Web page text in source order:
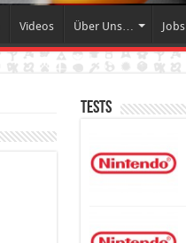
Videos Über Uns… Jobs
Tests